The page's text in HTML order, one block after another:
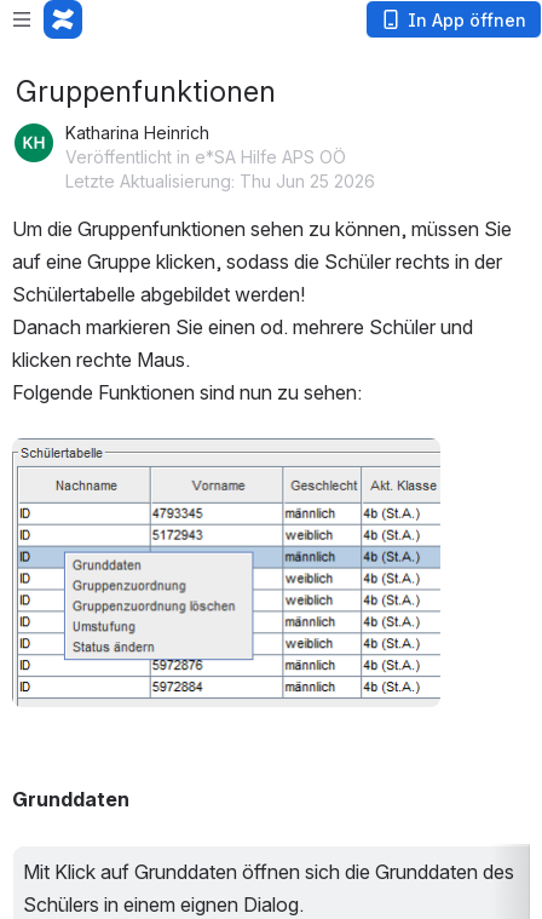
In App öffnen
Gruppenfunktionen
Katharina Heinrich
Veröffentlicht in e*SA Hilfe APS OÖ
Letzte Aktualisierung: Thu Jun 25 2026
Um die Gruppenfunktionen sehen zu können, müssen Sie
auf eine Gruppe klicken, sodass die Schüler rechts in der
Schülertabelle abgebildet werden!
Danach markieren Sie einen od. mehrere Schüler und
klicken rechte Maus.
Folgende Funktionen sind nun zu sehen:
öffnen
Grunddaten
Mit Klick auf Grunddaten öffnen sich die Grunddaten des
Schülers in einem eignen Dialog.